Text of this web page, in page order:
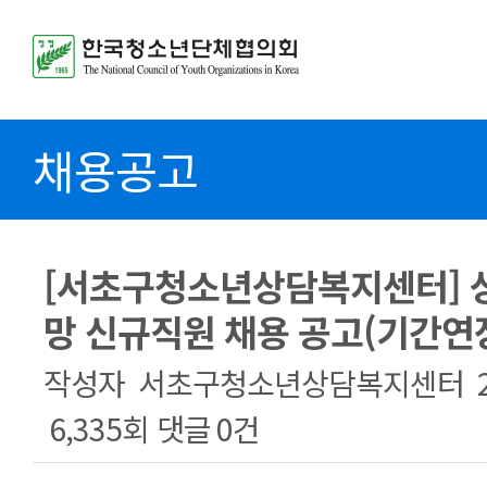
채용공고
[서초구청소년상담복지센터]
망 신규직원 채용 공고(기간연
작성자 서초구청소년상담복지센터
6,335회 댓글0건